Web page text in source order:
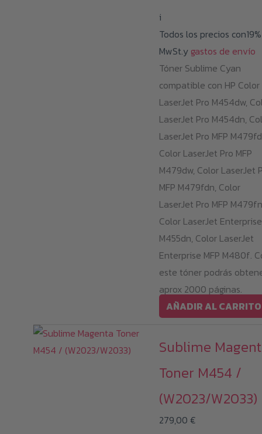
i
Todos los precios con19%
MwSt.y gastos de envío
Tóner Sublime Cyan
compatible con HP Color
LaserJet Pro M454dw,
LaserJet Pro M454dn,
LaserJet Pro MFP
Color LaserJet Pro MFP
M479dw, Color LaserJet
MFP M479fdn, Color
LaserJet Pro MFP
Color LaserJet Enterprise
M455dn, Color LaserJet
Enterprise MFP M480f.
este tóner podrás
aprox 2000 páginas.
AÑADIR AL CARRITO
Sublime
Toner M454 /
(W2023/W2033)
279,00 €